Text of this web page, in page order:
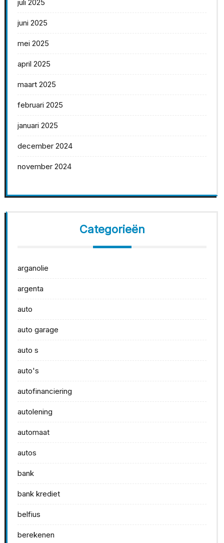
juli 2025
juni 2025
mei 2025
april 2025
maart 2025
februari 2025
januari 2025
december 2024
november 2024
Categorieën
arganolie
argenta
auto
auto garage
auto s
auto's
autofinanciering
autolening
automaat
autos
bank
bank krediet
belfius
berekenen